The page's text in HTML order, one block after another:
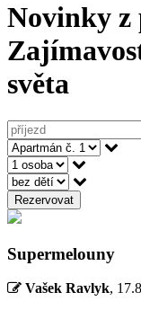
Novinky z
světa
Rezervovat
Supermelouny
Vašek Ravlyk,